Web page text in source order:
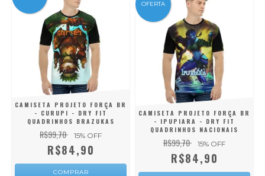
CAMISETA PROJETO FORÇA BR
- CURUPI - DRY FIT
QUADRINHOS BRAZUKAS
R$99,70 15% OFF
R$84,90
COMPRAR
OFERTA
CAMISETA PROJETO FORÇA BR
- IPUPIARA - DRY FIT
QUADRINHOS NACIONAIS
R$99,70 15% OFF
R$84,90